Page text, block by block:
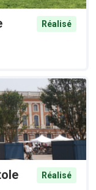
Réalisé
Réalisé